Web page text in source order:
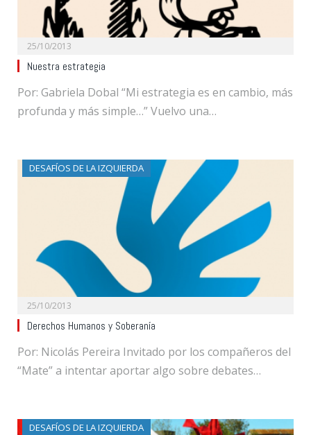
25/10/2013
Nuestra estrategia
Por: Gabriela Dobal “Mi estrategia es en cambio, más
profunda y más simple…” Vuelvo una…
DESAFÍOS DE LA IZQUIERDA
25/10/2013
Derechos Humanos y Soberanía
Por: Nicolás Pereira Invitado por los compañeros del
“Mate” a intentar aportar algo sobre debates…
DESAFÍOS DE LA IZQUIERDA